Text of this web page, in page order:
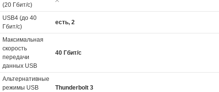
(20 Гбит/с)
USB4 (до 40
Гбит/с)
есть, 2
Максимальная
скорость
передачи
данных USB
40 Гбит/с
Альтернативные
режимы USB
Thunderbolt 3